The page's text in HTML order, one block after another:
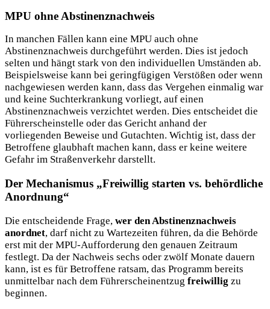
MPU ohne Abstinenznachweis
In manchen Fällen kann eine MPU auch ohne
Abstinenznachweis durchgeführt werden. Dies ist jedoch
selten und hängt stark von den individuellen Umständen ab.
Beispielsweise kann bei geringfügigen Verstößen oder wenn
nachgewiesen werden kann, dass das Vergehen einmalig war
und keine Suchterkrankung vorliegt, auf einen
Abstinenznachweis verzichtet werden. Dies entscheidet die
Führerscheinstelle oder das Gericht anhand der
vorliegenden Beweise und Gutachten. Wichtig ist, dass der
Betroffene glaubhaft machen kann, dass er keine weitere
Gefahr im Straßenverkehr darstellt.
Der Mechanismus „Freiwillig starten vs. behördliche
Anordnung“
Die entscheidende Frage, wer den Abstinenznachweis
anordnet, darf nicht zu Wartezeiten führen, da die Behörde
erst mit der MPU-Aufforderung den genauen Zeitraum
festlegt. Da der Nachweis sechs oder zwölf Monate dauern
kann, ist es für Betroffene ratsam, das Programm bereits
unmittelbar nach dem Führerscheinentzug freiwillig zu
beginnen.